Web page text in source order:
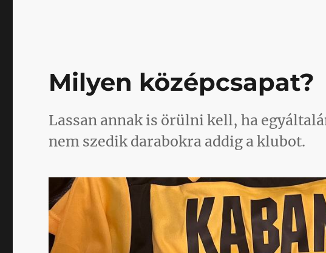
Milyen középcsapat?
Lassan annak is örülni kell, ha
nem szedik darabokra addig a klubot.